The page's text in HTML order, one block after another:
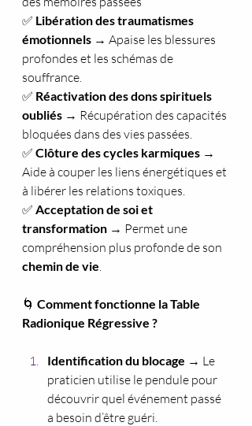
✅ Libération des traumatismes
émotionnels → Apaise les blessures
profondes et les schémas de
souffrance.
✅ Réactivation des dons spirituels
oubliés → Récupération des capacités
bloquées dans des vies passées.
✅ Clôture des cycles karmiques →
Aide à couper les liens énergétiques et
à libérer les relations toxiques.
✅ Acceptation de soi et
transformation → Permet une
compréhension plus profonde de son
chemin de vie
🌀 Comment fonctionne la Table
Radionique Régressive ?
Identification du blocage → Le
praticien utilise le pendule pour
découvrir quel événement passé
a besoin d’être guéri.